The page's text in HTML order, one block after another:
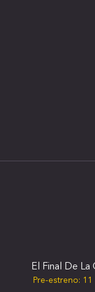
El Final De La
Pre-estreno: 11